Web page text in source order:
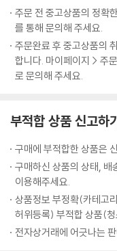
잠긴 성당으로 들어가 현
카렌은 그를 강도로 오인
를 위해 바쁘게 뛰고 있는
고달픈 인물이다. 톰은 보
을 보고 마음이 돌변해 이
주문 전 중고상품의 정확
를 통해 문의해 주세요.
주문완료 후 중고상품의
합니다. 마이페이지 > 주
로 문의해 주세요.
부적합 상품 신고하
구매에 부적합한 상품은
구매하신 상품의 상태, 배
이용해주세요.
상품정보 부정확(카테고
허위등록) 부적합 상품(
전자상거래에 어긋나는